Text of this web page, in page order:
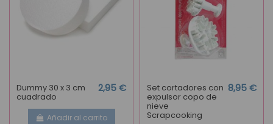
Dummy 30 x 3 cm
cuadrado
2,95 €
Añadir al carrito
Set cortadores con
expulsor copo de
nieve
Scrapcooking
8,95 €